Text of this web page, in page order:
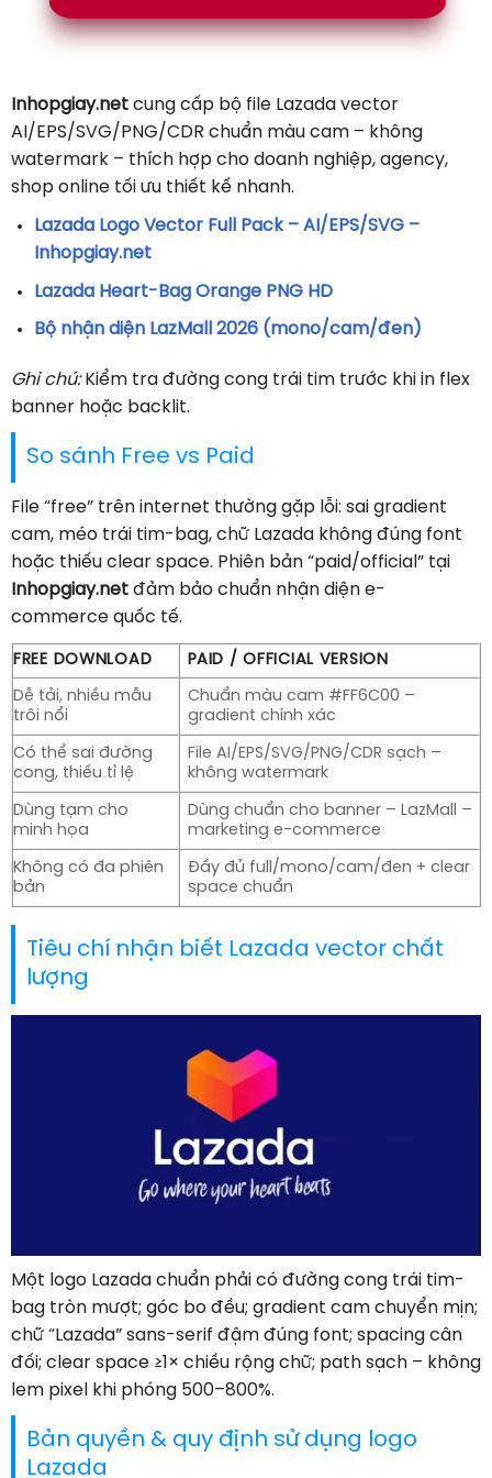
Inhopgiay.net cung cấp bộ file Lazada vector
AI/EPS/SVG/PNG/CDR chuẩn màu cam – không
watermark – thích hợp cho doanh nghiệp, agency,
shop online tối ưu thiết kế nhanh.
Lazada Logo Vector Full Pack – AI/EPS/SVG –
Inhopgiay.net
Lazada Heart-Bag Orange PNG HD
Bộ nhận diện LazMall 2026 (mono/cam/đen)
Ghi chú:Kiểm tra đường cong trái tim trước khi in flex
banner hoặc backlit.
So sánh Free vs Paid
File “free” trên internet thường gặp lỗi: sai gradient
cam, méo trái tim-bag, chữ Lazada không đúng font
hoặc thiếu clear space. Phiên bản “paid/official” tại
Inhopgiay.net đảm bảo chuẩn nhận diện e-
commerce quốc tế.
FREE DOWNLOAD PAID / OFFICIAL VERSION
Dễ tải, nhiều mẫu
trôi nổi
Chuẩn màu cam #FF6C00 –
gradient chính xác
Có thể sai đường
cong, thiếu tỉ lệ
File AI/EPS/SVG/PNG/CDR sạch –
không watermark
Dùng tạm cho
minh họa
Dùng chuẩn cho banner – LazMall –
marketing e-commerce
Không có đa phiên
bản
Đầy đủ full/mono/cam/đen + clear
space chuẩn
Tiêu chí nhận biết Lazada vector chất
lượng
Một logo Lazada chuẩn phải có đường cong trái tim-
bag tròn mượt; góc bo đều; gradient cam chuyển mịn;
chữ “Lazada” sans-serif đậm đúng font; spacing cân
đối; clear space ≥1× chiều rộng chữ; path sạch – không
lem pixel khi phóng 500–800%.
Bản quyền & quy định sử dụng logo
Lazada